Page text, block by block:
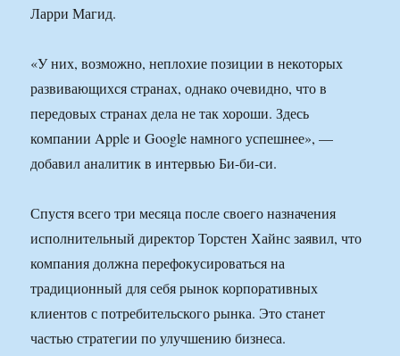
Ларри Магид.
«У них, возможно, неплохие позиции в некоторых
развивающихся странах, однако очевидно, что в
передовых странах дела не так хороши. Здесь
компании Apple и Google намного успешнее», —
добавил аналитик в интервью Би-би-си.
Спустя всего три месяца после своего назначения
исполнительный директор Торстен Хайнс заявил, что
компания должна перефокусироваться на
традиционный для себя рынок корпоративных
клиентов с потребительского рынка. Это станет
частью стратегии по улучшению бизнеса.